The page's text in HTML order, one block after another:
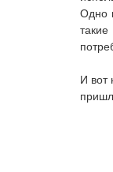
Одно
И вот